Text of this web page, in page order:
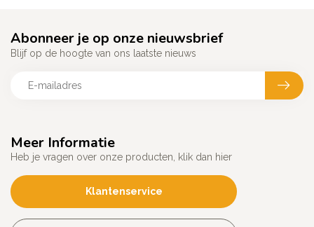
Meer Informatie
Heb je vragen over onze producten, klik dan hier
Klantenservice
Abonneer je op onze nieuwsbrief
Blijf op de hoogte van ons laatste nieuws